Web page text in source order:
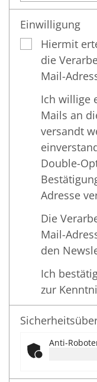
Einwilligung
Hiermit
die
Mail-
Ich willige
Mails an
versandt
Double-
Adresse
Die
Mail-
den
Ich
zur
Anti-